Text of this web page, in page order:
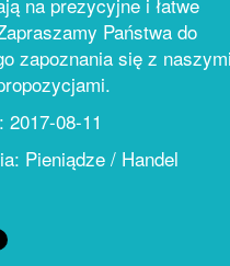
Państwa do
zapoznania się z
2017-08-11
Pieniądze / Handel